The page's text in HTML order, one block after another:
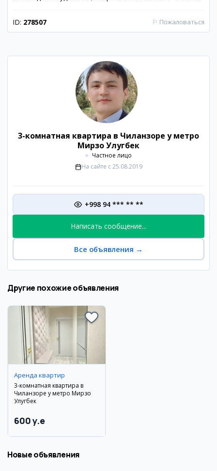
ID: 278507 ⚐ Пожаловаться
3-комнатная квартира в Чиланзоре у метро
Мирзо Улугбек
Частное лицо
На сайте с 25.08.2019
+998 94 *** ** **
Написать сообщение...
Все объявления →
Другие похожие объявления
Аренда квартир
3-комнатная квартира в
Чиланзоре у метро Мирзо
Улугбек
600 y.e
Новые объявления